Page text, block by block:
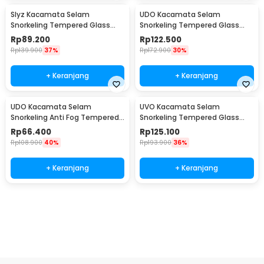
Slyz Kacamata Selam
Snorkeling Tempered Glass
GoPro Mount Diving Mask -
INU91
Rp89.200
Rp139.900 37%
+ Keranjang
UDO Kacamata Selam
Snorkeling Tempered Glass
Anti Fog Diving Mask - U-16
Rp122.500
Rp172.900 30%
+ Keranjang
UDO Kacamata Selam
Snorkeling Anti Fog Tempered
Glass Diving Mask - U-165
Rp66.400
Rp108.900 40%
+ Keranjang
UVO Kacamata Selam
Snorkeling Tempered Glass
Anti Fog Diving Mask - U-88
Rp125.100
Rp193.900 36%
+ Keranjang